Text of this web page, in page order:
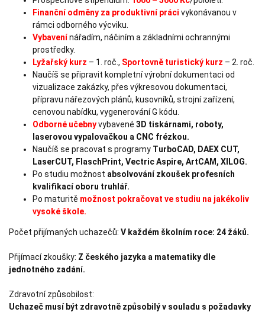
Finanční odměny za produktivní práci vykonávanou v
rámci odborného výcviku.
Vybavenínářadím, náčiním a základními ochrannými
prostředky.
Lyžařský kurz – 1. roč., Sportovně turistický kurz – 2. roč.
Naučíš se připravit kompletní výrobní dokumentaci od
vizualizace zakázky, přes výkresovou dokumentaci,
přípravu nářezových plánů, kusovníků, strojní zařízení,
cenovou nabídku, vygenerování G kódu.
Odborné učebnyvybavené 3D tiskárnami, roboty,
laserovou vypalovačkou a CNC frézkou.
Naučíš se pracovat s programy TurboCAD, DAEX CUT,
LaserCUT, FlaschPrint, Vectric Aspire, ArtCAM, XILOG.
Po studiu možnost absolvování zkoušek profesních
kvalifikací oboru truhlář.
Po maturitě možnost pokračovat ve studiu na jakékoliv
vysoké škole.
Počet přijímaných uchazečů: V každém školním roce: 24 žáků.
Přijímací zkoušky: Z českého jazyka a matematiky dle
jednotného zadání.
Zdravotní způsobilost:
Uchazeč musí být zdravotně způsobilý v souladu s požadavky